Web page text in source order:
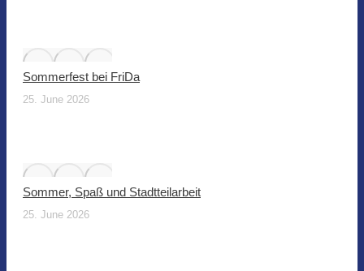
Sommerfest bei FriDa
25. June 2026
Sommer, Spaß und Stadtteilarbeit
25. June 2026